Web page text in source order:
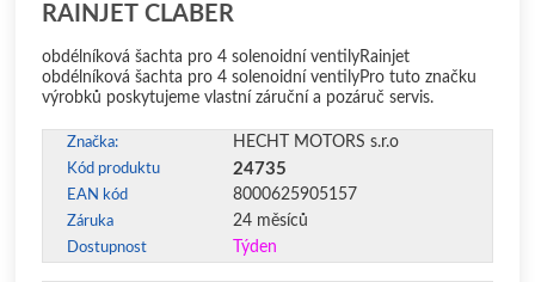
RAINJET CLABER
obdélníková šachta pro 4 solenoidní ventilyRainjet
obdélníková šachta pro 4 solenoidní ventilyPro tuto značku
výrobků poskytujeme vlastní záruční a pozáruč servis.
Značka: HECHT MOTORS s.r.o
Kód produktu 24735
EAN kód 8000625905157
Záruka 24 měsíců
Dostupnost Týden